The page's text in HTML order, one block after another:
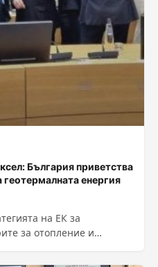
България приветства
геотермалната енергия
на ЕК за
за отопление и